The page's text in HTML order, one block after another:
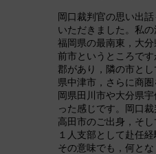
岡口裁判官の思い出
いただきました。私
福岡県の最南東，大
前市というところで
郡があり，隣の市と
県中津市，さらに商
岡県田川市や大分県
った感じです。岡口
高田市のご出身，そ
１人支部として赴任
その意味でも，何と